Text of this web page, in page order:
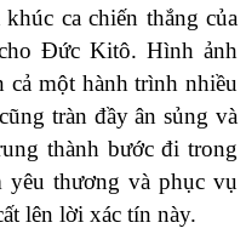
ca chiến thắng của
Đức Kitô. Hình ảnh
cả một hành trình nhiều
tràn đầy ân sủng và
thành bước đi trong
thương và phục vụ
lên lời xác tín này.